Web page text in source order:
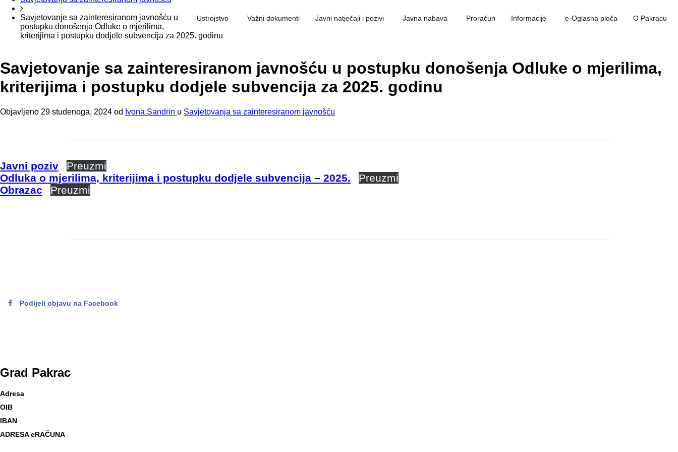
Ustrojstvo Važni dokumenti Javni natječaji i pozivi Javna nabava Proračun Informacije e-Oglasna ploča O Pakracu
Savjetovanje sa zainteresiranom javnošću u
postupku donošenja Odluke o mjerilima,
kriterijima i postupku dodjele subvencija za 2025. godinu
Savjetovanje sa zainteresiranom javnošću u postupku donošenja Odluke o mjerilima,
kriterijima i postupku dodjele subvencija za 2025. godinu
Objavljeno 29 studenoga, 2024 od Ivona Sandrin u Savjetovanja sa zainteresiranom javnošću
Javni poziv
Preuzmi
Odluka o mjerilima, kriterijima i postupku dodjele subvencija – 2025.
Preuzmi
Obrazac
Preuzmi
Podijeli objavu na Facebook
Grad Pakrac
Adresa
OIB
IBAN
ADRESA eRAČUNA